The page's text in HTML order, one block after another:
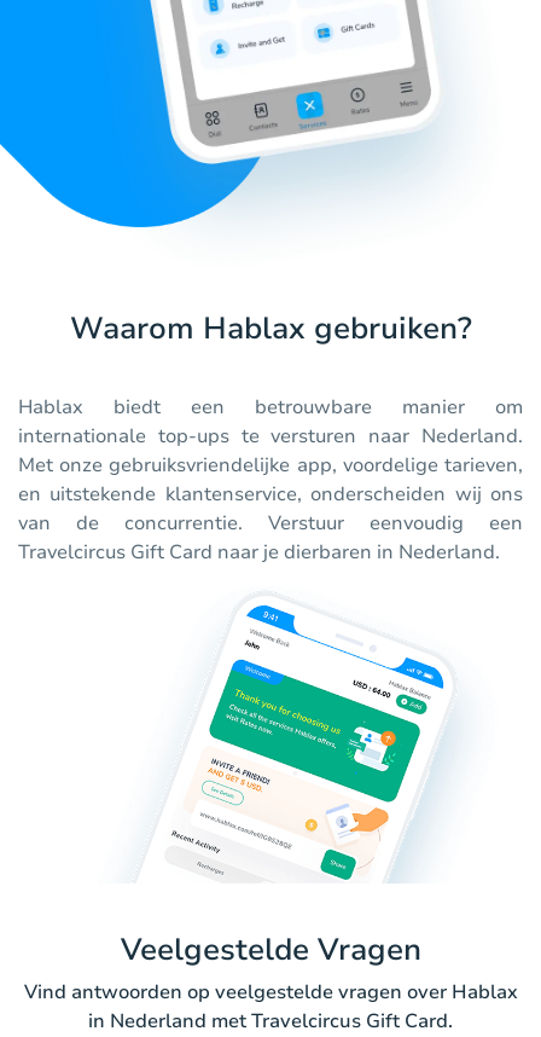
Waarom Hablax gebruiken?
Hablax biedt een betrouwbare manier om
internationale top-ups te versturen naar Nederland.
Met onze gebruiksvriendelijke app, voordelige tarieven,
en uitstekende klantenservice, onderscheiden wij ons
van de concurrentie. Verstuur eenvoudig een
Travelcircus Gift Card naar je dierbaren in Nederland.
Veelgestelde Vragen
Vind antwoorden op veelgestelde vragen over Hablax
in Nederland met Travelcircus Gift Card.